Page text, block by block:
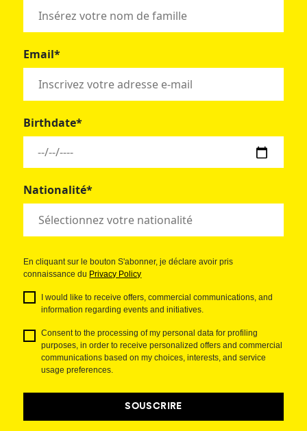
Email*
Birthdate*
Nationalité*
En cliquant sur le bouton S'abonner, je déclare avoir pris
connaissance du Privacy Policy
I would like to receive offers, commercial communications, and
information regarding events and initiatives.
Consent to the processing of my personal data for profiling
purposes, in order to receive personalized offers and commercial
communications based on my choices, interests, and service
usage preferences.
SOUSCRIRE